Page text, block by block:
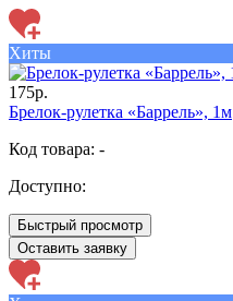
Хиты
175р.
Брелок-рулетка «Баррель», 1м
Код товара: -
Доступно:
Быстрый просмотр
Оставить заявку